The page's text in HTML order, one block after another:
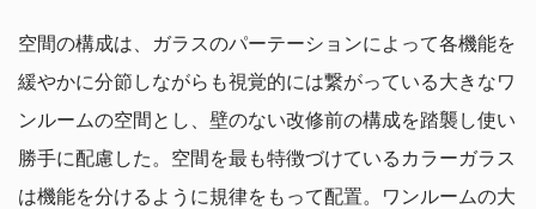
空間の構成は、ガラスのパーテーションによって各機能を
緩やかに分節しながらも視覚的には繋がっている大きなワ
ンルームの空間とし、壁のない改修前の構成を踏襲し使い
勝手に配慮した。空間を最も特徴づけているカラーガラス
は機能を分けるように規律をもって配置。ワンルームの大